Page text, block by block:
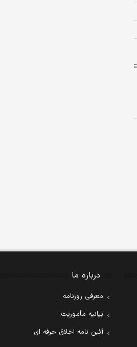
درباره ما
معرفی روزنامه
بیانیه مأموریت
آئین نامه اخلاق حرفه ای